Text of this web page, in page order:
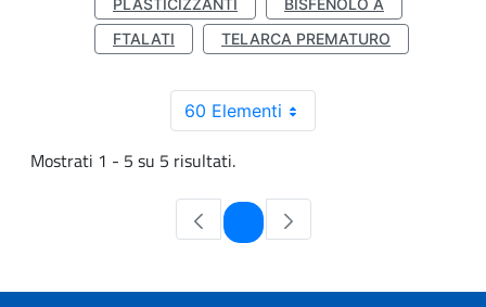
PLASTICIZZANTI
BISFENOLO A
FTALATI
TELARCA PREMATURO
60 Elementi
Mostrati 1 - 5 su 5 risultati.
Pagina